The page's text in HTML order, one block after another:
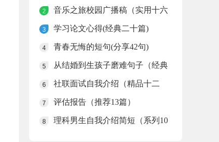
2
音乐之旅校园广播稿（实用十六
3 学习论文心得(经典二十篇)
4 青春无悔的短句(分享42句)
5
从结婚到生孩子磨难句子（经典
6
社联面试自我介绍（精品十二
7 评估报告（推荐13篇）
8
理科男生自我介绍简短（系列10